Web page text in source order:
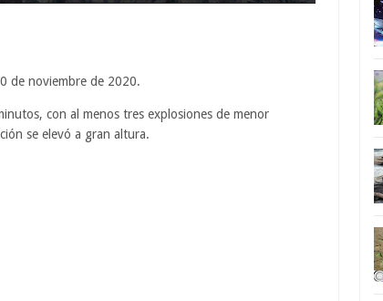
de noviembre de 2020.
con al menos tres explosiones de menor
se elevó a gran altura.